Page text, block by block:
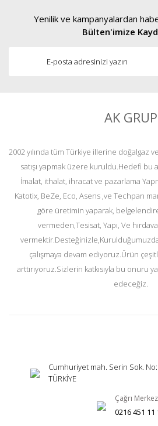
Yenilik ve kampanyalardan
Bülten'imize
AK GRUP
2002 yılında tüm Türkiye illerine doğalgaz
satışı yapmak üzere kuruldu.Hedefi bu
İmalat, ithalat, ihracat ve pazarlama
Katotix, BeZe, Eco, Asens ,ve Techpan
göre üretimin yaparak,
vermeden,Tesisat, Yapı, Ve
çalışmaya devam ediyoruz.Ürün
arttırıyoruz.Sizlerin katkısıyla bu onuru
edeceğiz.
Cumhuriyet mah. Serin Sok.
TÜRKİYE
Çağrı
0216 451 11